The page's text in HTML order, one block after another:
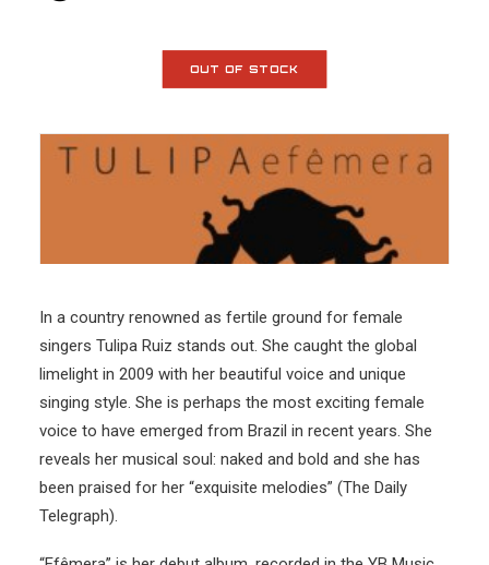
OUT OF STOCK
In a country renowned as fertile ground for female
singers Tulipa Ruiz stands out. She caught the global
limelight in 2009 with her beautiful voice and unique
singing style. She is perhaps the most exciting female
voice to have emerged from Brazil in recent years. She
reveals her musical soul: naked and bold and she has
been praised for her “exquisite melodies” (The Daily
Telegraph).